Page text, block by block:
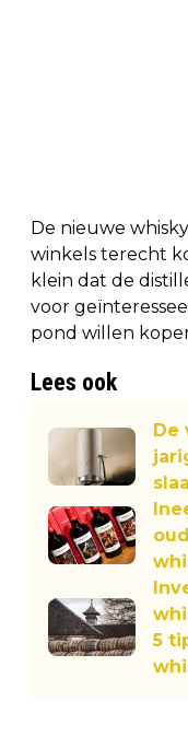
De nieuwe
winkels terecht
klein dat de
voor
pond willen
Lees ook
De
5